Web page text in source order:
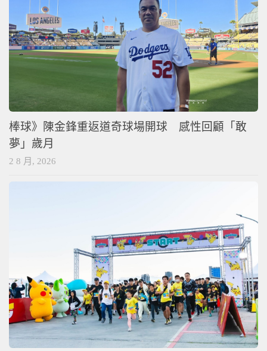
棒球》陳金鋒重返道奇球場開球 感性回顧「敢
夢」歲月
2 8 月, 2026